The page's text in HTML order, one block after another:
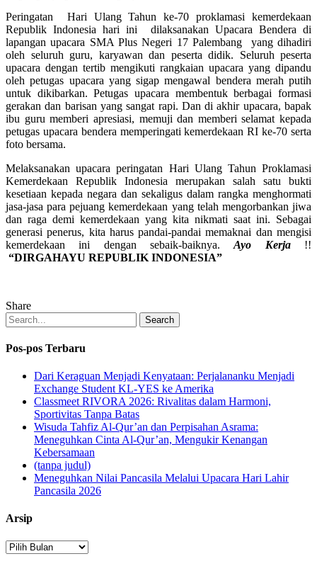
Peringatan Hari Ulang Tahun ke-70 proklamasi kemerdekaan
Republik Indonesia hari ini dilaksanakan Upacara Bendera di
lapangan upacara SMA Plus Negeri 17 Palembang yang dihadiri
oleh seluruh guru, karyawan dan peserta didik. Seluruh peserta
upacara dengan tertib mengikuti rangkaian upacara yang dipandu
oleh petugas upacara yang sigap mengawal bendera merah putih
untuk dikibarkan. Petugas upacara membentuk berbagai formasi
gerakan dan barisan yang sangat rapi. Dan di akhir upacara, bapak
ibu guru memberi apresiasi, memuji dan memberi selamat kepada
petugas upacara bendera memperingati kemerdekaan RI ke-70 serta
foto bersama.
Melaksanakan upacara peringatan Hari Ulang Tahun Proklamasi
Kemerdekaan Republik Indonesia merupakan salah satu bukti
kesetiaan kepada negara dan sekaligus dalam rangka menghormati
jasa-jasa para pejuang kemerdekaan yang telah mengorbankan jiwa
dan raga demi kemerdekaan yang kita nikmati saat ini. Sebagai
generasi penerus, kita harus pandai-pandai memaknai dan mengisi
kemerdekaan ini dengan sebaik-baiknya.Ayo Kerja!!
“DIRGAHAYU REPUBLIK INDONESIA”
Share
Search
Pos-pos Terbaru
Dari Keraguan Menjadi Kenyataan: Perjalananku Menjadi
Exchange Student KL-YES ke Amerika
Classmeet RIVORA 2026: Rivalitas dalam Harmoni,
Sportivitas Tanpa Batas
Wisuda Tahfiz Al-Qur’an dan Perpisahan Asrama:
Meneguhkan Cinta Al-Qur’an, Mengukir Kenangan
Kebersamaan
(tanpa judul)
Meneguhkan Nilai Pancasila Melalui Upacara Hari Lahir
Pancasila 2026
Arsip
Arsip